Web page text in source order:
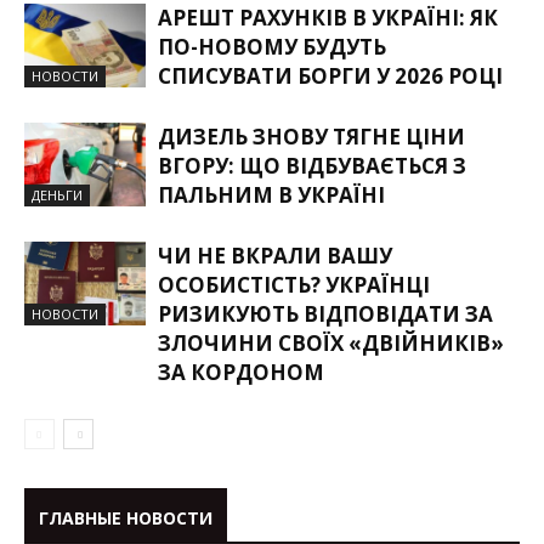
НОВОСТИ
АРЕШТ РАХУНКІВ В УКРАЇНІ: ЯК
ПО-НОВОМУ БУДУТЬ
СПИСУВАТИ БОРГИ У 2026 РОЦІ
ДЕНЬГИ
ДИЗЕЛЬ ЗНОВУ ТЯГНЕ ЦІНИ
ВГОРУ: ЩО ВІДБУВАЄТЬСЯ З
ПАЛЬНИМ В УКРАЇНІ
НОВОСТИ
ЧИ НЕ ВКРАЛИ ВАШУ
ОСОБИСТІСТЬ? УКРАЇНЦІ
РИЗИКУЮТЬ ВІДПОВІДАТИ ЗА
ЗЛОЧИНИ СВОЇХ «ДВІЙНИКІВ»
ЗА КОРДОНОМ
ГЛАВНЫЕ НОВОСТИ